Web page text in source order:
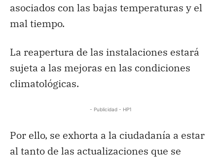
asociados con las bajas temperaturas y el
mal tiempo.
La reapertura de las instalaciones estará
sujeta a las mejoras en las condiciones
climatológicas.
- Publicidad - HP1
Por ello, se exhorta a la ciudadanía a estar
al tanto de las actualizaciones que se